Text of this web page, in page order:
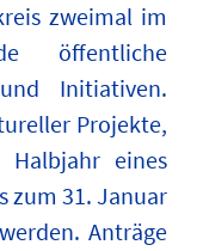
zweimal im
öffentliche
Initiativen.
Projekte,
eines
zum 31. Januar
Anträge